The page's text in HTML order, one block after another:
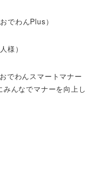
でわんPlus）
様）
でわんスマートマナー
んなでマナーを向上し